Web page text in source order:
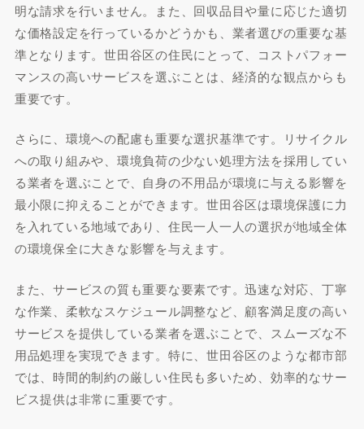
明な請求を行いません。また、回収品目や量に応じた適切
な価格設定を行っているかどうかも、業者選びの重要な基
準となります。世田谷区の住民にとって、コストパフォー
マンスの高いサービスを選ぶことは、経済的な観点からも
重要です。
さらに、環境への配慮も重要な選択基準です。リサイクル
への取り組みや、環境負荷の少ない処理方法を採用してい
る業者を選ぶことで、自身の不用品が環境に与える影響を
最小限に抑えることができます。世田谷区は環境保護に力
を入れている地域であり、住民一人一人の選択が地域全体
の環境保全に大きな影響を与えます。
また、サービスの質も重要な要素です。迅速な対応、丁寧
な作業、柔軟なスケジュール調整など、顧客満足度の高い
サービスを提供している業者を選ぶことで、スムーズな不
用品処理を実現できます。特に、世田谷区のような都市部
では、時間的制約の厳しい住民も多いため、効率的なサー
ビス提供は非常に重要です。